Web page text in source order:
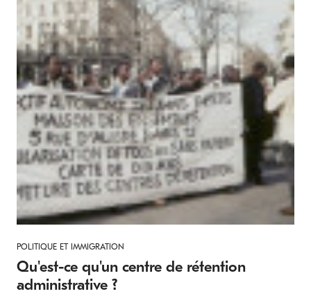
POLITIQUE ET IMMIGRATION
Qu'est-ce qu'un centre de rétention
administrative ?